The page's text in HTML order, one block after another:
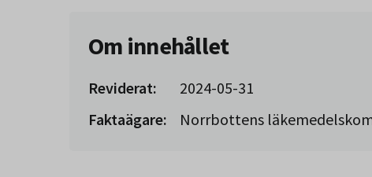
Om innehållet
Reviderat:
2024-05-31
Faktaägare:
Norrbottens